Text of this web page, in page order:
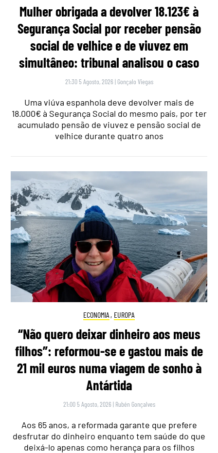
Mulher obrigada a devolver 18.123€ à
Segurança Social por receber pensão
social de velhice e de viuvez em
simultâneo: tribunal analisou o caso
21:30 5 Agosto, 2026 | Gonçalo Viegas
Uma viúva espanhola deve devolver mais de
18.000€ à Segurança Social do mesmo país, por ter
acumulado pensão de viuvez e pensão social de
velhice durante quatro anos
ECONOMIA , EUROPA
“Não quero deixar dinheiro aos meus
filhos”: reformou-se e gastou mais de
21 mil euros numa viagem de sonho à
Antártida
21:00 5 Agosto, 2026 | Rubén Gonçalves
Aos 65 anos, a reformada garante que prefere
desfrutar do dinheiro enquanto tem saúde do que
deixá-lo apenas como herança para os filhos